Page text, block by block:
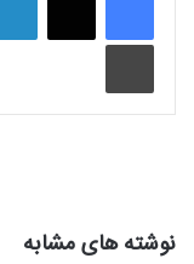
چاپ
نوشته های مشابه